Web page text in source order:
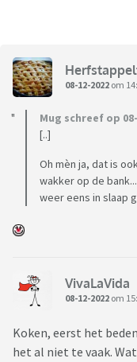
08-12-2022 om
Mug schreef op
[..]
Oh mèn ja, dat is
wakker op de
weer eens in slaap
VivaLaVida
08-12-2022 om
Koken, eerst het
het al niet te vaak.